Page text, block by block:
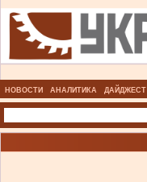
НОВОСТИ АНАЛИТИКА ДАЙДЖЕСТ